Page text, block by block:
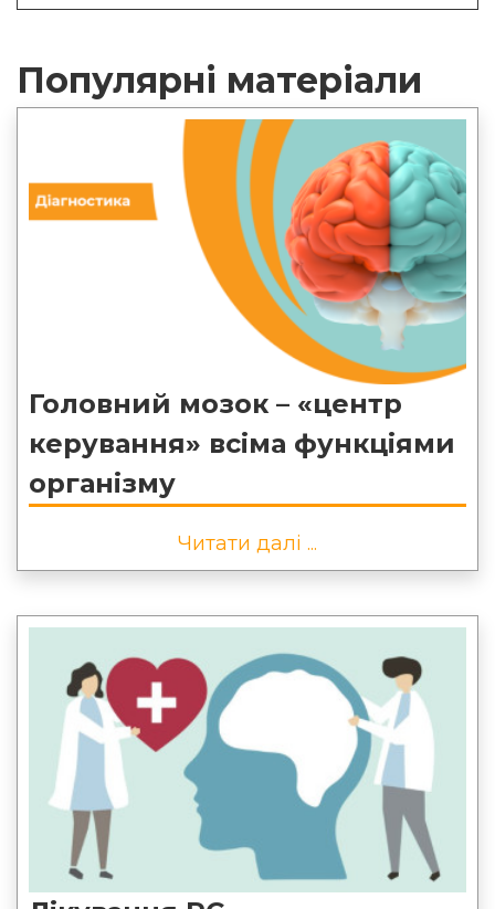
Популярні матеріали
Головний мозок – «центр
керування» всіма функціями
організму
Читати далі ...